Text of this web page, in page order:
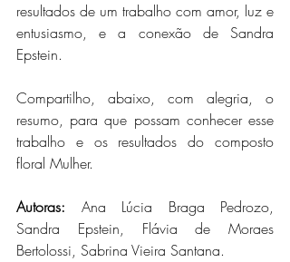
resultados de um trabalho com amor, luz e
entusiasmo, e a conexão de Sandra
Epstein.
Compartilho, abaixo, com alegria, o
resumo, para que possam conhecer esse
trabalho e os resultados do composto
floral Mulher.
Autoras: Ana Lúcia Braga Pedrozo,
Sandra Epstein, Flávia de Moraes
Bertolossi, Sabrina Vieira Santana.